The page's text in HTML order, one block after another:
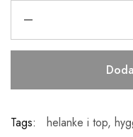
Tags: helanke i top,